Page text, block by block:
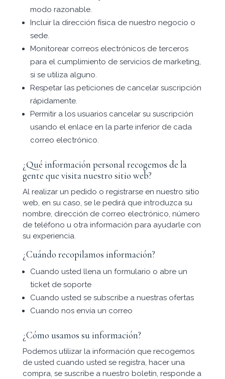
modo razonable.
Incluir la dirección física de nuestro negocio o
sede.
Monitorear correos electrónicos de terceros
para el cumplimiento de servicios de marketing,
si se utiliza alguno.
Respetar las peticiones de cancelar suscripción
rápidamente.
Permitir a los usuarios cancelar su suscripción
usando el enlace en la parte inferior de cada
correo electrónico.
¿Qué información personal recogemos de la
gente que visita nuestro sitio web?
Al realizar un pedido o registrarse en nuestro sitio
web, en su caso, se le pedirá que introduzca su
nombre, dirección de correo electrónico, número
de teléfono u otra información para ayudarle con
su experiencia.
¿Cuándo recopilamos información?
Cuando usted llena un formulario o abre un
ticket de soporte
Cuando usted se subscribe a nuestras ofertas
Cuando nos envía un correo
¿Cómo usamos su información?
Podemos utilizar la información que recogemos
de usted cuando usted se registra, hacer una
compra, se suscribe a nuestro boletín, responde a